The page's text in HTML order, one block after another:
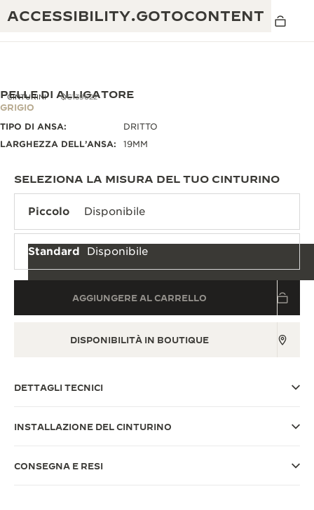
ACCESSIBILITY.GOTOCONTENT
GARANZIA JAEGER-LECOULTRE
GARANZIA ATMOS
MOSTRA “THE PERPETUAL
TIMEKEEPER”
THE DREAM SHAPER
REVERSO STORIES
THE SOUND MAKER
THE PRECISION PIONEER
VEDERE TUTTI GLI EVENTI
ECCELLENZA: OLTRE 190 ANNI DI TRADIZIONE
MAESTRIA: 108 MESTIERI
CINTURINI QC139622
PELLE DI ALLIGATORE
GRIGIO
TIPO DI ANSA:
DRITTO
LARGHEZZA DELL’ANSA:
19MM
SELEZIONA LA MISURA DEL TUO CINTURINO
Piccolo Disponibile
Standard Disponibile
AGGIUNGERE AL CARRELLO
DISPONIBILITÀ IN BOUTIQUE
DETTAGLI TECNICI
INSTALLAZIONE DEL CINTURINO
CONSEGNA E RESI